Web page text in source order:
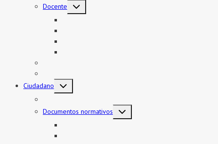
Docente
Alternar
menú
Ciudadano
Alternar
menú
Documentos normativos
Alternar
menú